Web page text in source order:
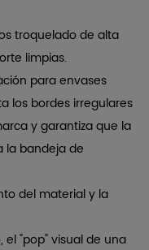
troquelado de alta
limpias.
para envases
los bordes irregulares
y garantiza que la
la bandeja de
del material y la
"pop" visual de una